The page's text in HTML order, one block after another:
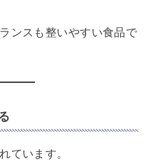
ンスも整いやすい食品で
ています。